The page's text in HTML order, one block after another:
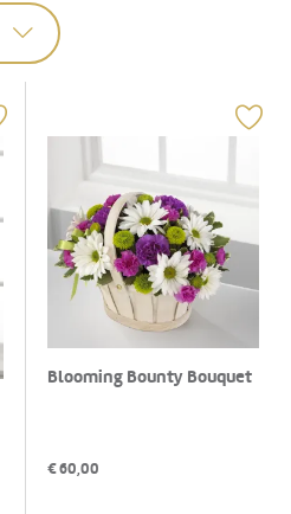
Blooming Bounty Bouquet
€60,00